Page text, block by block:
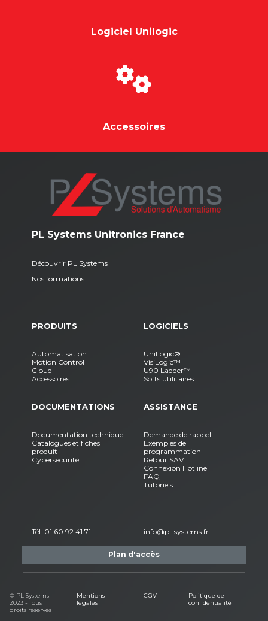
Logiciel Unilogic
Accessoires
PL Systems Unitronics France
Découvrir PL Systems
Nos formations
PRODUITS
Automatisation
Motion Control
Cloud
Accessoires
LOGICIELS
UniLogic®
VisiLogic™
U90 Ladder™
Softs utilitaires
DOCUMENTATIONS
Documentation technique
Catalogues et fiches
produit
Cybersecurité
ASSISTANCE
Demande de rappel
Exemples de
programmation
Retour SAV
Connexion Hotline
FAQ
Tutoriels
Tél. 01 60 92 41 71 info@pl-systems.fr
Plan d'accès
© PL Systems
2023 - Tous
droits réservés
Mentions
légales
CGV
Politique de
confidentialité